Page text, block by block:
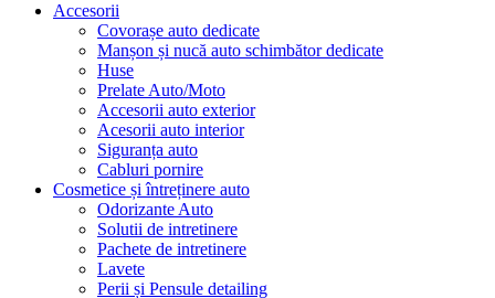
Accesorii
Covorașe auto dedicate
Manșon și nucă auto schimbător dedicate
Huse
Prelate Auto/Moto
Accesorii auto exterior
Acesorii auto interior
Siguranța auto
Cabluri pornire
Cosmetice și întreținere auto
Odorizante Auto
Solutii de intretinere
Pachete de intretinere
Lavete
Perii și Pensule detailing